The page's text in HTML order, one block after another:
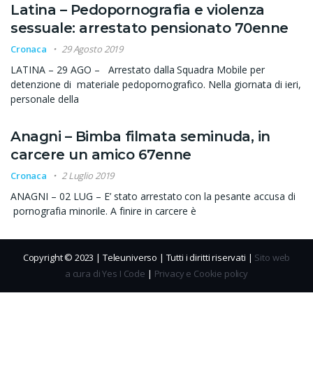
Latina – Pedopornografia e violenza
sessuale: arrestato pensionato 70enne
Cronaca 29 Agosto 2019
LATINA – 29 AGO – Arrestato dalla Squadra Mobile per
detenzione di materiale pedopornografico. Nella giornata di ieri,
personale della
Anagni – Bimba filmata seminuda, in
carcere un amico 67enne
Cronaca 2 Luglio 2019
ANAGNI – 02 LUG – E’ stato arrestato con la pesante accusa di
pornografia minorile. A finire in carcere è
Copyright © 2023 | Teleuniverso | Tutti i diritti riservati | Sito web
a cura di Yes I Code | Privacy e Cookie policy